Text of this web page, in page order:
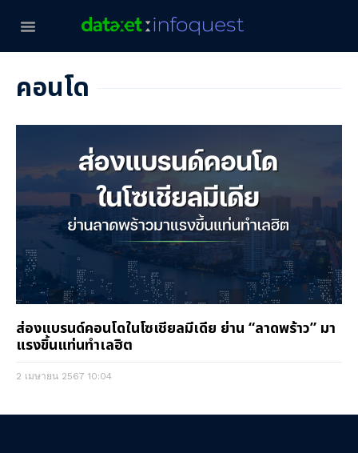
คอนโด
ส่องแบรนด์คอนโดในโซเชียลมีเดีย ย่าน “ลาดพร้าว” มา
แรงขึ้นแท่นทำเลฮิต
2 เมษายน 2567 10:04